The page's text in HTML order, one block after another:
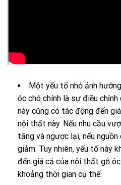
Một yếu tố nhỏ ảnh
óc chó chính là sự điều
này cũng có tác động đến
nội thất này. Nếu nhu cầu
tăng và ngược lại, nếu nguồn
giảm. Tuy nhiên, yếu tố này
đến giá cả của nội thất gỗ
khoảng thời gian cụ thể.